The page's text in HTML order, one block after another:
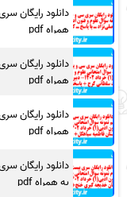
دانلود رایگان
همراه pdf
دانلود رایگان
همراه pdf
دانلود رایگان
همراه pdf
دانلود رایگان
به همراه pdf